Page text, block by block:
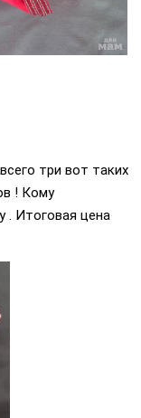
три вот таких
! Кому
. Итоговая цена